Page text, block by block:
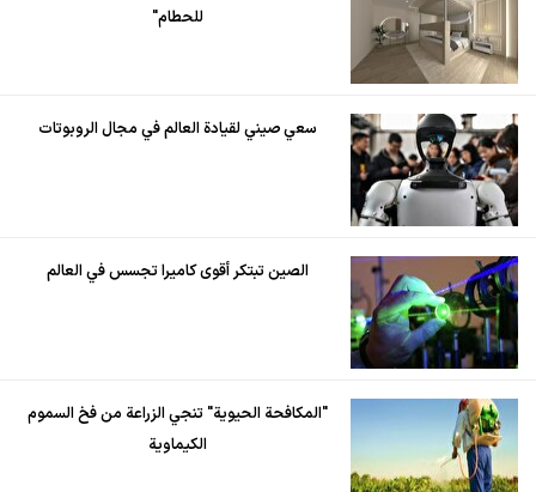
للحطام"
سعي صيني لقيادة العالم في مجال الروبوتات
الصين تبتكر أقوى كاميرا تجسس في العالم
"المكافحة الحيوية" تنجي الزراعة من فخ السموم
الكيماوية